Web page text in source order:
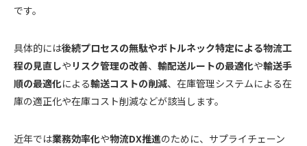
です。
具体的には後続プロセスの無駄やボトルネック特定による物流工
程の見直しや リスク管理の改善、 輸配送ルートの最適化や輸送手
順の最適化による輸送コストの削減、在庫管理システムによる在
庫の適正化や在庫コスト削減などが該当します。
近年では業務効率化や物流DX推進のために、サプライチェーン